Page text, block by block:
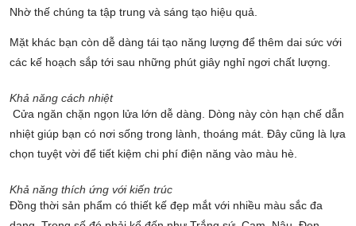
Nhờ thế chúng ta tập trung và sáng tạo hiệu quả.
Mặt khác bạn còn dễ dàng tái tạo năng lượng để thêm dai sức với
các kế hoạch sắp tới sau những phút giây nghỉ ngơi chất lượng.
Khả năng cách nhiệt
Cửa ngăn chặn ngọn lửa lớn dễ dàng. Dòng này còn hạn chế dẫn
nhiệt giúp bạn có nơi sống trong lành, thoáng mát. Đây cũng là lựa
chọn tuyệt vời để tiết kiệm chi phí điện năng vào màu hè.
Khả năng thích ứng với kiến trúc
Đồng thời sản phẩm có thiết kế đẹp mắt với nhiều màu sắc đa